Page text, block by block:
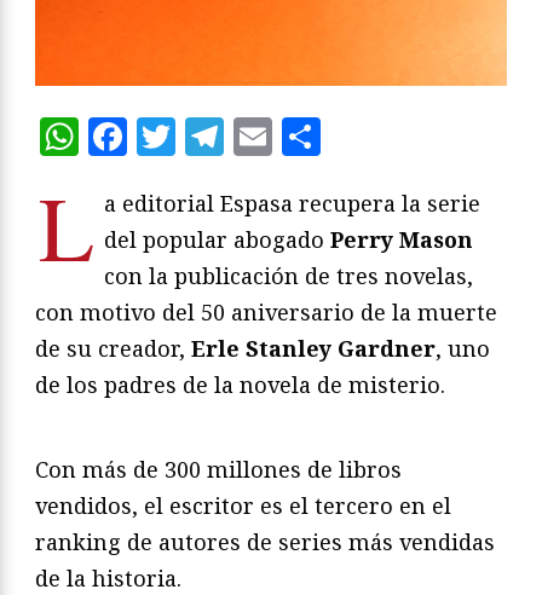
WhatsApp
Facebook
Twitter
Telegram
Email
L a editorial Espasa recupera la serie
del popular abogado Perry Mason
con la publicación de tres novelas,
con motivo del 50 aniversario de la muerte
de su creador, Erle Stanley Gardner, uno
de los padres de la novela de misterio.
Con más de 300 millones de libros
vendidos, el escritor es el tercero en el
ranking de autores de series más vendidas
de la historia.